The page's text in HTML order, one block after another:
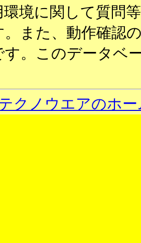
環境に関して質問
。また、動作確認
す。このデータベ
クノウエアのホー